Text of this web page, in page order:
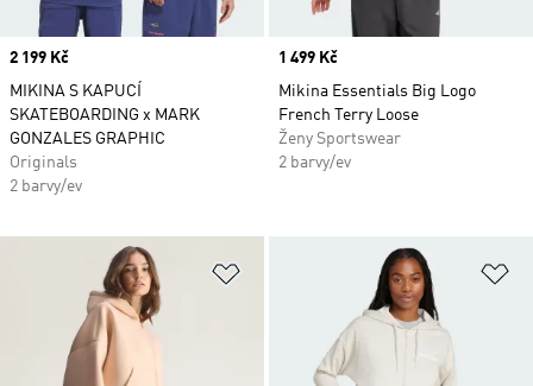
Price
2 199 Kč
MIKINA S KAPUCÍ
SKATEBOARDING x MARK
GONZALES GRAPHIC
Originals
2 barvy/ev
Price
1 499 Kč
Mikina Essentials Big Logo
French Terry Loose
Ženy Sportswear
2 barvy/ev
Přidat do seznamu přání